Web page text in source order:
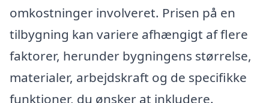
omkostninger involveret. Prisen på en
tilbygning kan variere afhængigt af flere
faktorer, herunder bygningens størrelse,
materialer, arbejdskraft og de specifikke
funktioner, du ønsker at inkludere.